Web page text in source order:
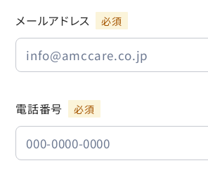
メールアドレス
電話番号